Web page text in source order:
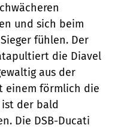
und sich beim
fühlen. Der
die Diavel
aus der
einem förmlich die
der bald
Die DSB-Ducati